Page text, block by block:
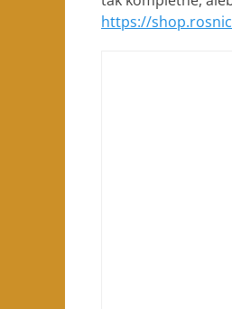
https://